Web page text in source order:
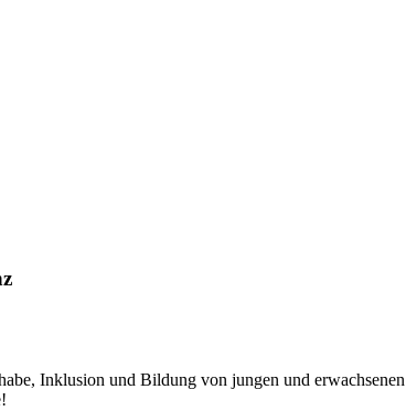
Inklusion und Bildung von jungen und